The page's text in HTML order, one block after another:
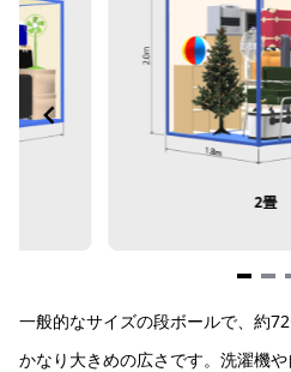
2畳
1
of
一般的なサイズの段ボールで、約
かなり大きめの広さです。洗濯機